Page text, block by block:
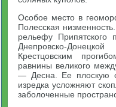
Особое место в
Полесская
рельефу Припятского
Днепровско-
Крестцовским
равнины великого
— Десна. Ее плоскую
изредка усложняют
заболоченные